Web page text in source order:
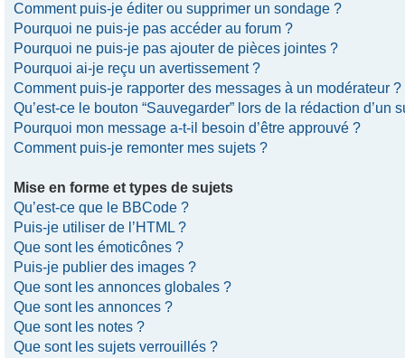
Comment puis-je éditer ou supprimer un sondage ?
Pourquoi ne puis-je pas accéder au forum ?
Pourquoi ne puis-je pas ajouter de pièces jointes ?
Pourquoi ai-je reçu un avertissement ?
Comment puis-je rapporter des messages à un modérateur ?
Qu’est-ce le bouton “Sauvegarder” lors de la rédaction d’un
Pourquoi mon message a-t-il besoin d’être approuvé ?
Comment puis-je remonter mes sujets ?
Mise en forme et types de sujets
Qu’est-ce que le BBCode ?
Puis-je utiliser de l’HTML ?
Que sont les émoticônes ?
Puis-je publier des images ?
Que sont les annonces globales ?
Que sont les annonces ?
Que sont les notes ?
Que sont les sujets verrouillés ?